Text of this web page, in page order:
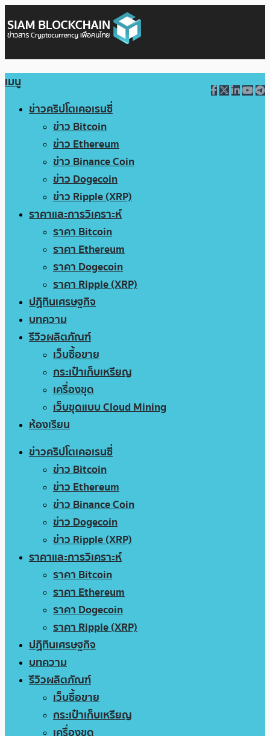
เมนู
ข่าวคริปโตเคอเรนซี่
ข่าว Bitcoin
ข่าว Ethereum
ข่าว Binance Coin
ข่าว Dogecoin
ข่าว Ripple (XRP)
ราคาและการวิเคราะห์
ราคา Bitcoin
ราคา Ethereum
ราคา Dogecoin
ราคา Ripple (XRP)
ปฏิทินเศรษฐกิจ
บทความ
รีวิวผลิตภัณฑ์
เว็บซื้อขาย
กระเป๋าเก็บเหรียญ
เครื่องขุด
เว็บขุดแบบ Cloud Mining
ห้องเรียน
ข่าวคริปโตเคอเรนซี่
ข่าว Bitcoin
ข่าว Ethereum
ข่าว Binance Coin
ข่าว Dogecoin
ข่าว Ripple (XRP)
ราคาและการวิเคราะห์
ราคา Bitcoin
ราคา Ethereum
ราคา Dogecoin
ราคา Ripple (XRP)
ปฏิทินเศรษฐกิจ
บทความ
รีวิวผลิตภัณฑ์
เว็บซื้อขาย
กระเป๋าเก็บเหรียญ